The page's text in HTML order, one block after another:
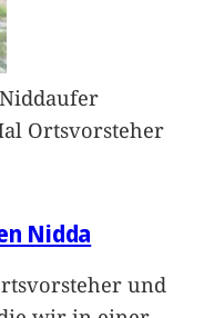
Ortsvorsteher
Nidda
und